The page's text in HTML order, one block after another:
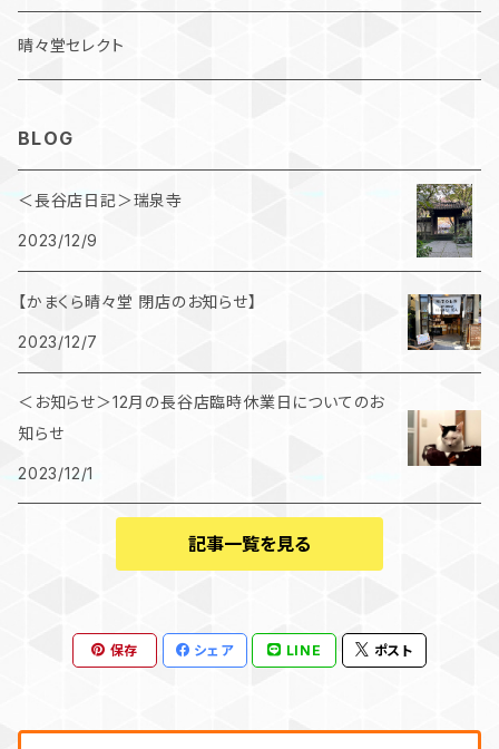
晴々堂セレクト
BLOG
＜長谷店日記＞瑞泉寺
2023/12/9
【かまくら晴々堂 閉店のお知らせ】
2023/12/7
＜お知らせ＞12月の長谷店臨時休業日についてのお
知らせ
2023/12/1
記事一覧を見る
保存 シェア LINE ポスト